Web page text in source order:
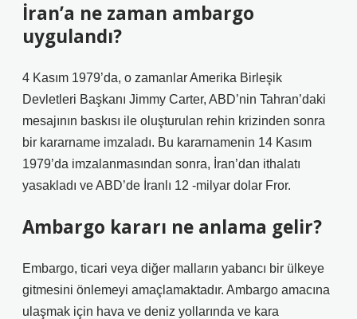
İran’a ne zaman ambargo
uygulandı?
4 Kasım 1979’da, o zamanlar Amerika Birleşik
Devletleri Başkanı Jimmy Carter, ABD’nin Tahran’daki
mesajının baskısı ile oluşturulan rehin krizinden sonra
bir kararname imzaladı. Bu kararnamenin 14 Kasım
1979’da imzalanmasından sonra, İran’dan ithalatı
yasakladı ve ABD’de İranlı 12 -milyar dolar Fror.
Ambargo kararı ne anlama gelir?
Embargo, ticari veya diğer malların yabancı bir ülkeye
gitmesini önlemeyi amaçlamaktadır. Ambargo amacına
ulaşmak için hava ve deniz yollarında ve kara